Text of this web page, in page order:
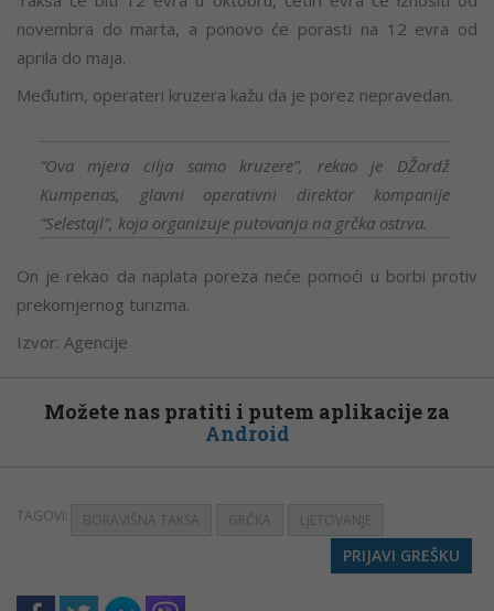
novembra do marta, a ponovo će porasti na 12 evra od
aprila do maja.
Međutim, operateri kruzera kažu da je porez nepravedan.
“Ova mjera cilja samo kruzere”, rekao je DŽordž
Kumpenas, glavni operativni direktor kompanije
“Selestajl”, koja organizuje putovanja na grčka ostrva.
On je rekao da naplata poreza neće pomoći u borbi protiv
prekomjernog turizma.
Izvor: Agencije
Možete nas pratiti i putem aplikacije za
Android
TAGOVI: BORAVIŠNA TAKSA GRČKA LJETOVANJE
PRIJAVI GREŠKU